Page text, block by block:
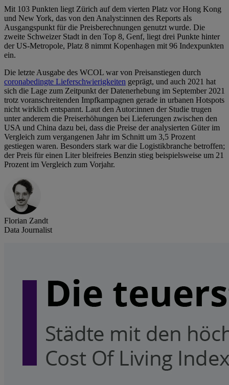
Mit 103 Punkten liegt Zürich auf dem vierten Platz vor Hong Kong
und New York, das von den Analyst:innen des Reports als
Ausgangspunkt für die Preisberechnungen genutzt wurde. Die
zweite Schweizer Stadt in den Top 8, Genf, liegt drei Punkte hinter
der US-Metropole, Platz 8 nimmt Kopenhagen mit 96 Indexpunkten
ein.
Die letzte Ausgabe des WCOL war von Preisanstiegen durch
coronabedingte Lieferschwierigkeiten geprägt, und auch 2021 hat
sich die Lage zum Zeitpunkt der Datenerhebung im September 2021
trotz voranschreitenden Impfkampagnen gerade in urbanen Hotspots
nicht wirklich entspannt. Laut den Autor:innen der Studie trugen
unter anderem die Preiserhöhungen bei Lieferungen zwischen den
USA und China dazu bei, dass die Preise der analysierten Güter im
Vergleich zum vergangenen Jahr im Schnitt um 3,5 Prozent
gestiegen waren. Besonders stark war die Logistikbranche betroffen;
der Preis für einen Liter bleifreies Benzin stieg beispielsweise um 21
Prozent im Vergleich zum Vorjahr.
Florian Zandt
Data Journalist